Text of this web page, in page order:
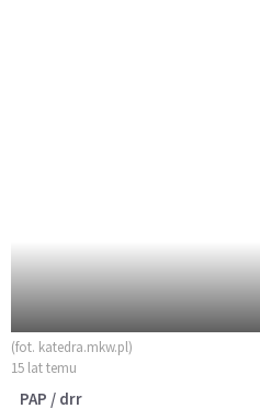
(fot. katedra.mkw.pl)
15 lat temu
PAP / drr